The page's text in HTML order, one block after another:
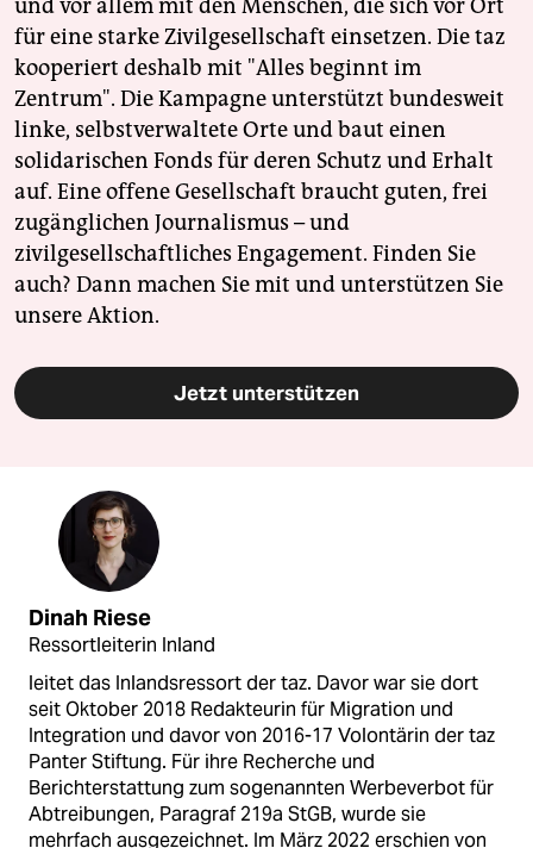
und vor allem mit den Menschen, die sich vor Ort
für eine starke Zivilgesellschaft einsetzen. Die taz
kooperiert deshalb mit "Alles beginnt im
Zentrum". Die Kampagne unterstützt bundesweit
linke, selbstverwaltete Orte und baut einen
solidarischen Fonds für deren Schutz und Erhalt
auf. Eine offene Gesellschaft braucht guten, frei
zugänglichen Journalismus – und
zivilgesellschaftliches Engagement. Finden Sie
auch? Dann machen Sie mit und unterstützen Sie
unsere Aktion.
Jetzt unterstützen
Dinah Riese
Ressortleiterin Inland
leitet das Inlandsressort der taz. Davor war sie dort
seit Oktober 2018 Redakteurin für Migration und
Integration und davor von 2016-17 Volontärin der taz
Panter Stiftung. Für ihre Recherche und
Berichterstattung zum sogenannten Werbeverbot für
Abtreibungen, Paragraf 219a StGB, wurde sie
mehrfach ausgezeichnet. Im März 2022 erschien von